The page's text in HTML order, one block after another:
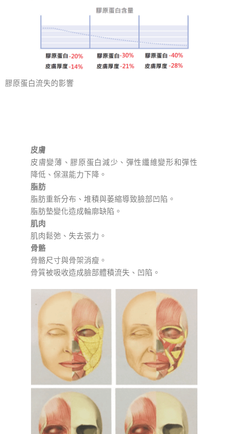
膠原蛋白流失的影響
⽪膚
⽪膚變薄、膠原蛋⽩減少、彈性纖維變形和彈性
降低、保濕能⼒下降。
脂肪
脂肪重新分布、堆積與萎縮導致臉部凹陷。
脂肪墊變化造成輪廓缺陷。
肌⾁
肌⾁鬆弛、失去張⼒。
⾻骼
⾻骼尺⼨與⾻架消瘦。
⾻質被吸收造成臉部體積流失、凹陷。